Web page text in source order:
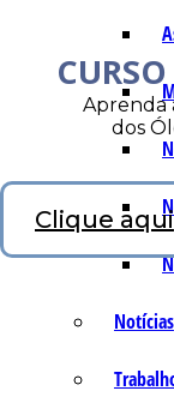
Notícias
Aprenda
dos
Clique aqui